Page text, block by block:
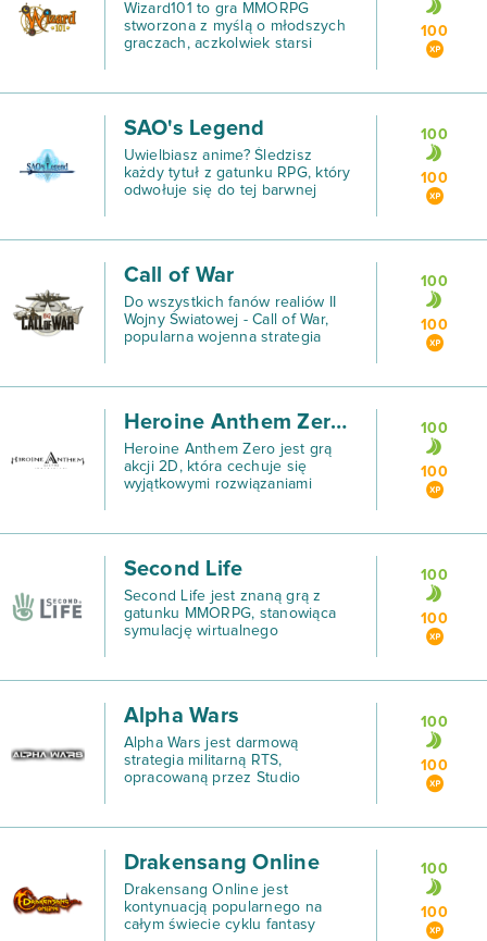
Wizard101 to gra MMORPG
stworzona z myślą o młodszych
graczach, aczkolwiek starsi
wciągną się w tę produkcję!
100
SAO's Legend
Uwielbiasz anime? Śledzisz
każdy tytuł z gatunku RPG, który
odwołuje się do tej barwnej
SAO’s Legend.
100
100
Call of War
Do wszystkich fanów realiów II
Wojny Światowej - Call of War,
popularna wojenna strategia
100
100
Heroine Anthem Zero (B2P)
Heroine Anthem Zero jest grą
akcji 2D, która cechuje się
wyjątkowymi rozwiązaniami
100
100
Second Life
Second Life jest znaną grą z
gatunku MMORPG, stanowiąca
symulację wirtualnego
100
100
Alpha Wars
Alpha Wars jest darmową
strategia militarną RTS,
opracowaną przez Studio
100
100
Drakensang Online
Drakensang Online jest
kontynuacją popularnego na
całym świecie cyklu fantasy
100
100